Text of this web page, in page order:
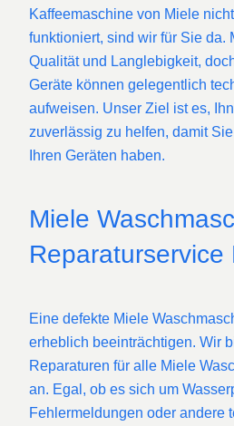
Kaffeemaschine von Miele
funktioniert, sind wir für Sie da.
Qualität und Langlebigkeit,
Geräte können gelegentlich
aufweisen. Unser Ziel ist es,
zuverlässig zu helfen, damit
Ihren Geräten haben.
Miele
Reparaturservice
Eine defekte Miele
erheblich beeinträchtigen. Wir
Reparaturen für alle Miele
an. Egal, ob es sich um
Fehlermeldungen oder andere